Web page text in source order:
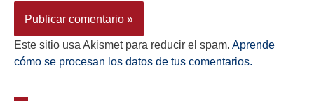
Este sitio usa Akismet para reducir el spam. Aprende
cómo se procesan los datos de tus comentarios.